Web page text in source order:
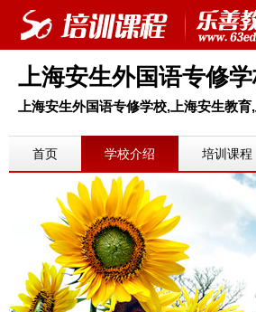
上海安生外国语专修
上海安生外国语专修学校,上海安生教
首页 学校介绍 培训课程